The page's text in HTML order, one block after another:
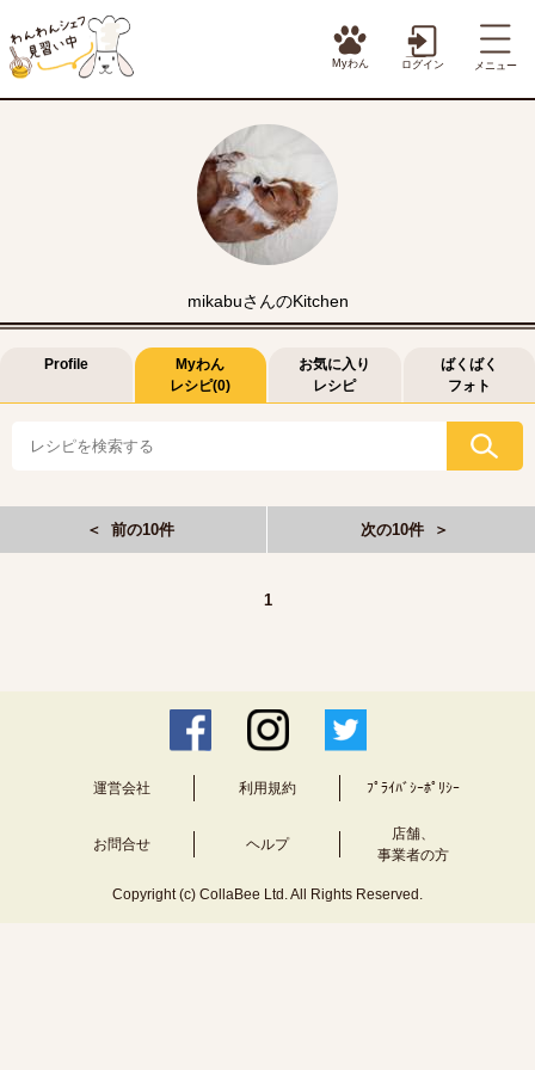
Myわん ログイン メニュー
mikabuさんのKitchen
Profile
Myわん
レシピ(0)
お気に入り
レシピ
ばくばく
フォト
＜ 前の10件 次の10件 ＞
1
運営会社 利用規約 ﾌﾟﾗｲﾊﾞｼｰﾎﾟﾘｼｰ
お問合せ ヘルプ
店舗、
事業者の方
Copyright (c) CollaBee Ltd. All Rights Reserved.